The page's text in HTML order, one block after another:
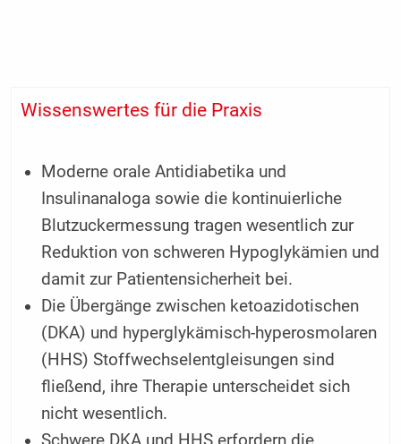
Wissenswertes für die Praxis
Moderne orale Antidiabetika und
Insulinanaloga sowie die kontinuierliche
Blutzuckermessung tragen wesentlich zur
Reduktion von schweren Hypoglykämien und
damit zur Patientensicherheit bei.
Die Übergänge zwischen ketoazidotischen
(DKA) und hyperglykämisch-hyperosmolaren
(HHS) Stoffwechselentgleisungen sind
fließend, ihre Therapie unterscheidet sich
nicht wesentlich.